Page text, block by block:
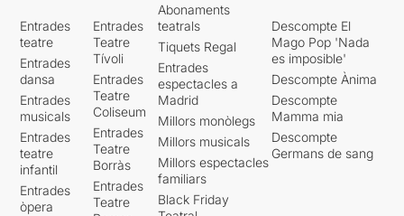
Entrades
teatre
Entrades
dansa
Entrades
musicals
Entrades
teatre
infantil
Entrades
òpera
Entrades
Teatre
Tívoli
Entrades
Teatre
Coliseum
Entrades
Teatre
Borràs
Entrades
Teatre
Abonaments
teatrals
Tiquets Regal
Entrades
espectacles a
Madrid
Millors monòlegs
Millors musicals
Millors espectacles
familiars
Black Friday
Descompte El
Mago Pop 'Nada
es imposible'
Descompte Ànima
Descompte
Mamma mia
Descompte
Germans de sang